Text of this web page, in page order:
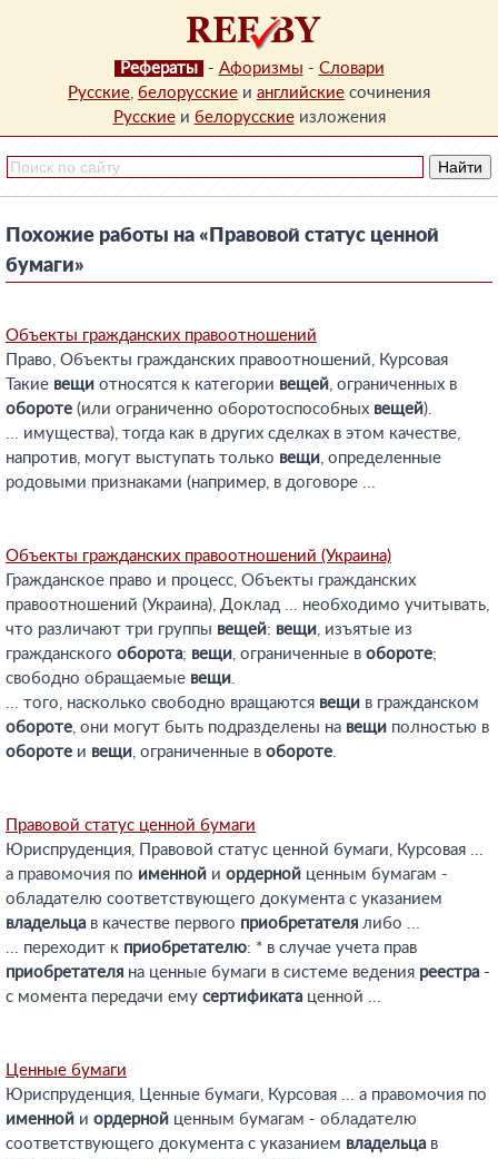
Рефераты - Афоризмы - Словари
Русские, белорусские и английские сочинения
Русскиеи белорусскиеизложения
Похожие работы на «Правовой статус ценной
бумаги»
Объекты гражданских правоотношений
Право, Объекты гражданских правоотношений, Курсовая
Такие вещи относятся к категории вещей, ограниченных в
обороте (или ограниченно оборотоспособных вещей).
... имущества), тогда как в других сделках в этом качестве,
напротив, могут выступать только вещи, определенные
родовыми признаками (например, в договоре ...
Объекты гражданских правоотношений (Украина)
Гражданское право и процесс, Объекты гражданских
правоотношений (Украина), Доклад ... необходимо учитывать,
что различают три группы вещей: вещи, изъятые из
гражданского оборота; вещи, ограниченные в обороте;
свободно обращаемые вещи.
... того, насколько свободно вращаются вещи в гражданском
обороте, они могут быть подразделены на вещи полностью в
обороте и вещи, ограниченные в обороте.
Правовой статус ценной бумаги
Юриспруденция, Правовой статус ценной бумаги, Курсовая ...
а правомочия по именной и ордерной ценным бумагам -
обладателю соответствующего документа с указанием
владельца в качестве первого приобретателя либо ...
... переходит к приобретателю: * в случае учета прав
приобретателя на ценные бумаги в системе ведения реестра -
с момента передачи ему сертификата ценной ...
Ценные бумаги
Юриспруденция, Ценные бумаги, Курсовая ... а правомочия по
именной и ордерной ценным бумагам - обладателю
соответствующего документа с указанием владельца в